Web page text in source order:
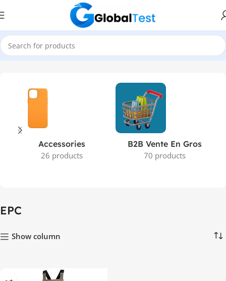
Accueil Produits identifiés “EPC”
Accessories
26 products
B2B Vente En Gros
70 products
EPC
Show column